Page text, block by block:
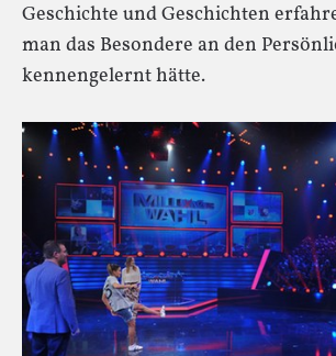
Geschichte und Geschichten
man das Besondere an den
kennengelernt hätte.